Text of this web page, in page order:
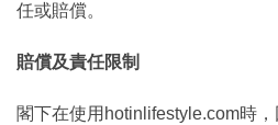
任或賠償。
賠償及責任限制
閣下在使用hotinlifestyle.com時